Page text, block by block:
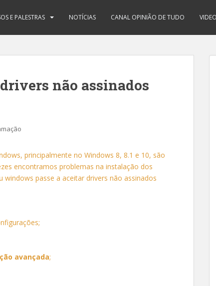
E PALESTRAS NOTÍCIAS CANAL OPINIÃO DE TUDO
não assinados
principalmente no Windows 8, 8.1 e 10, são
encontramos problemas na instalação dos
passe a aceitar drivers não assinados
avançada;